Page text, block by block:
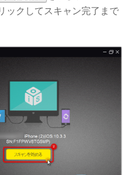
ックしてスキャン完了まで